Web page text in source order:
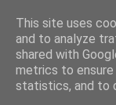
This site uses
and to analyze
shared with
metrics to
statistics, and to